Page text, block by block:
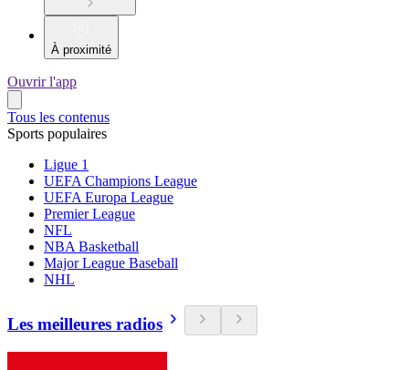
À proximité
Ouvrir l'app
Tous les contenus
Sports populaires
Ligue 1
UEFA Champions League
UEFA Europa League
Premier League
NFL
NBA Basketball
Major League Baseball
NHL
Les meilleures radios